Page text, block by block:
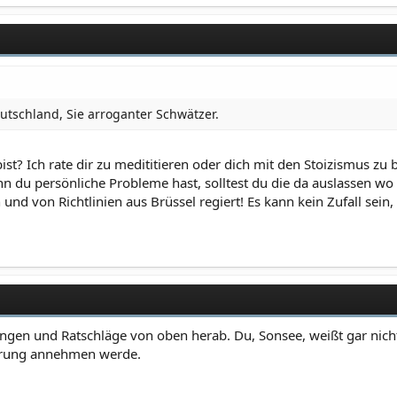
Sie arroganter Schwätzer.
Ich rate dir zu medititieren oder dich mit den Stoizismus
du persönliche Probleme hast, solltest du die da auslassen
von Richtlinien aus Brüssel regiert! Es kann kein Zufall
und Ratschläge von oben herab. Du, Sonsee, weißt gar
annehmen werde.